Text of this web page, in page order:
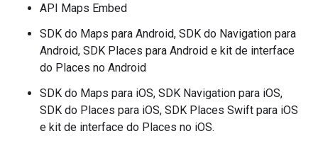
API Maps Embed
SDK do Maps para Android, SDK do Navigation para
Android, SDK Places para Android e kit de interface
do Places no Android
SDK do Maps para iOS, SDK Navigation para iOS,
SDK do Places para iOS, SDK Places Swift para iOS
e kit de interface do Places no iOS.